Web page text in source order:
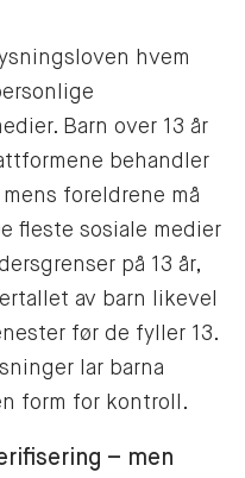
hvem
Barn over 13 år
behandler
foreldrene må
fleste sosiale medier
på 13 år,
av barn likevel
før de fyller 13.
lar barna
form for kontroll.
– men